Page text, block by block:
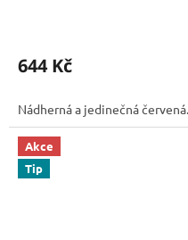
644 Kč
Nádherná a jedinečná červená.
Akce
Tip